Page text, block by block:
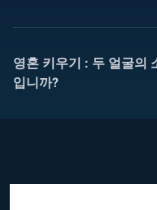
영혼 키우기 : 두 얼굴의
입니까?